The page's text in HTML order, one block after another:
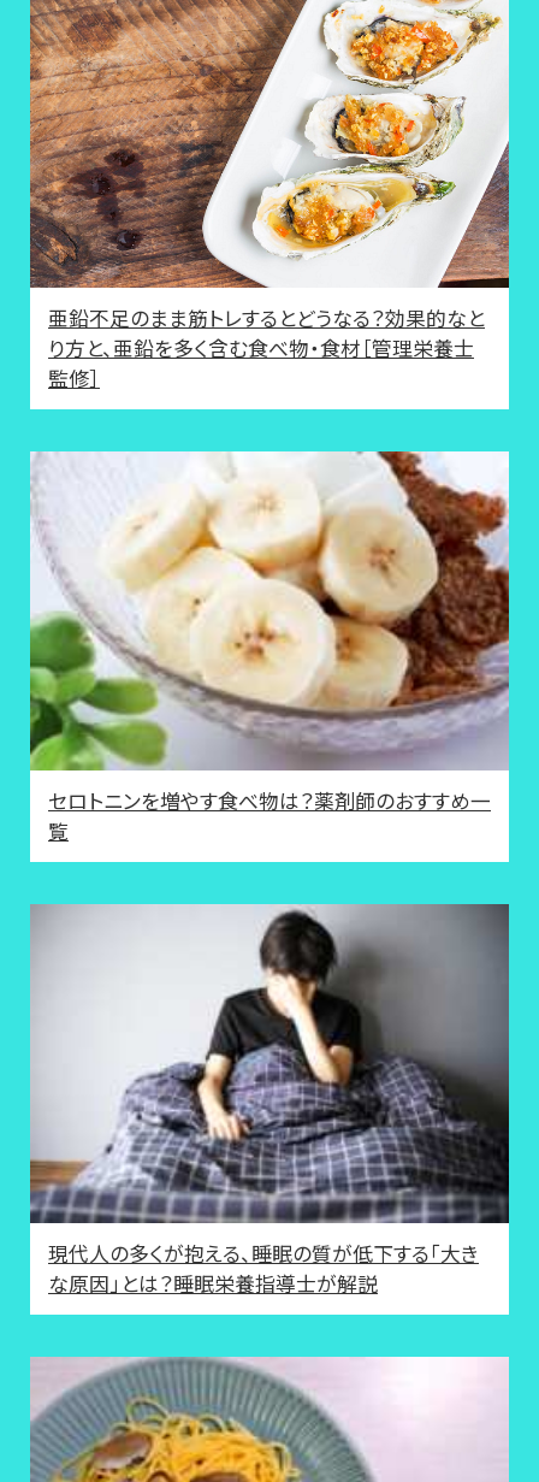
亜鉛不足のまま筋トレするとどうなる？効果的なと
り方と、亜鉛を多く含む食べ物・食材［管理栄養士
監修］
セロトニンを増やす食べ物は？薬剤師のおすすめ一
覧
現代人の多くが抱える、睡眠の質が低下する「大き
な原因」とは？睡眠栄養指導士が解説